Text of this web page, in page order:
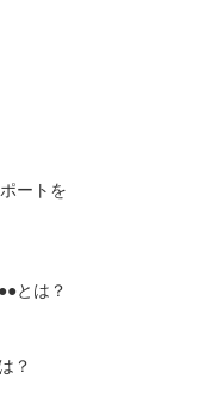
ートを
とは？
？